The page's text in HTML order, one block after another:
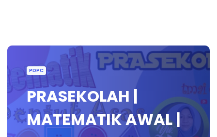
PDPC
PRASEKOLAH |
MATEMATIK AWAL |